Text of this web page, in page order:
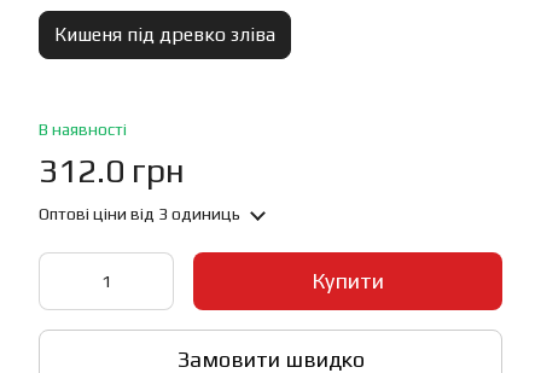
Кишеня під древко зліва
В наявності
312.0 грн
Оптові ціни від 3 одиниць
Купити
Замовити швидко